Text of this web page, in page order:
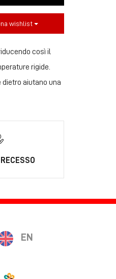
wishlist
così il
rigide.
aiutano una
EN